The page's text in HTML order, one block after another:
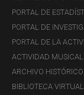
PORTAL DE
PORTAL DE
PORTAL DE LA
ACTIVIDAD MUSICAL
ARCHIVO HISTÓRICO
BIBLIOTECA VIRTUAL